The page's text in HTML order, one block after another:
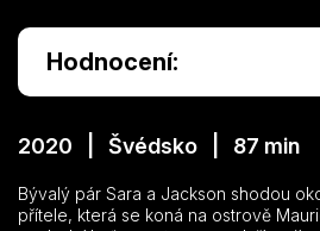
Hodnocení:
2020 | Švédsko | 87 min
Bývalý pár Sara a Jackson shodou
přítele, která se koná na ostrově